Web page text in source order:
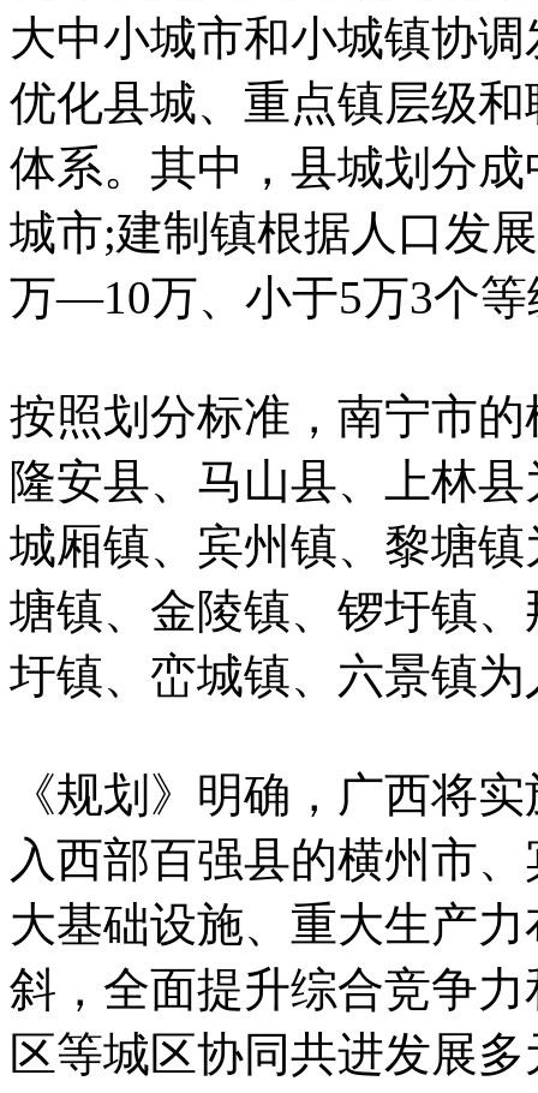
大中小城市和小城镇协
优化县城、重点镇层级
体系。其中，县城划分
城市;建制镇根据人口发
万—10万、小于5万3个等
按照划分标准，南宁市
隆安县、马山县、上林
城厢镇、宾州镇、黎塘
塘镇、金陵镇、锣圩镇
圩镇、峦城镇、六景镇
《规划》明确，广西将
入西部百强县的横州市
大基础设施、重大生产
斜，全面提升综合竞争
区等城区协同共进发展